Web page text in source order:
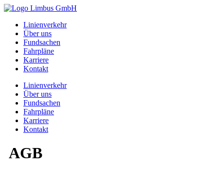
Zum
springenLinienverkehr
Über uns
Fundsachen
Fahrpläne
Karriere
Kontakt
Linienverkehr
Über uns
Fundsachen
Fahrpläne
Karriere
Kontakt
AGB